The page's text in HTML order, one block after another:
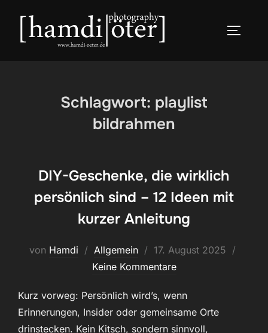
springen
Schlagwort: playlist
bildrahmen
DIY-Geschenke, die wirklich
persönlich sind – 12 Ideen mit
kurzer Anleitung
von Hamdi Allgemein
Veröffentlicht
am
17. August 2025
Keine Kommentare
Kurz vorweg: Persönlich wird’s, wenn
Erinnerungen, Insider oder gemeinsame Orte
drinstecken. Kein Kitsch, sondern sinnvoll,